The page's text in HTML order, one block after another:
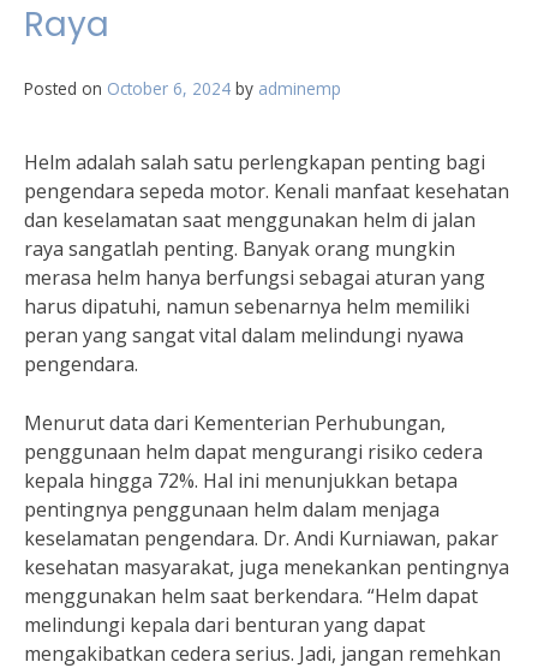
Raya
Posted on October 6, 2024 by adminemp
Helm adalah salah satu perlengkapan penting bagi
pengendara sepeda motor. Kenali manfaat kesehatan
dan keselamatan saat menggunakan helm di jalan
raya sangatlah penting. Banyak orang mungkin
merasa helm hanya berfungsi sebagai aturan yang
harus dipatuhi, namun sebenarnya helm memiliki
peran yang sangat vital dalam melindungi nyawa
pengendara.
Menurut data dari Kementerian Perhubungan,
penggunaan helm dapat mengurangi risiko cedera
kepala hingga 72%. Hal ini menunjukkan betapa
pentingnya penggunaan helm dalam menjaga
keselamatan pengendara. Dr. Andi Kurniawan, pakar
kesehatan masyarakat, juga menekankan pentingnya
menggunakan helm saat berkendara. “Helm dapat
melindungi kepala dari benturan yang dapat
mengakibatkan cedera serius. Jadi, jangan remehkan